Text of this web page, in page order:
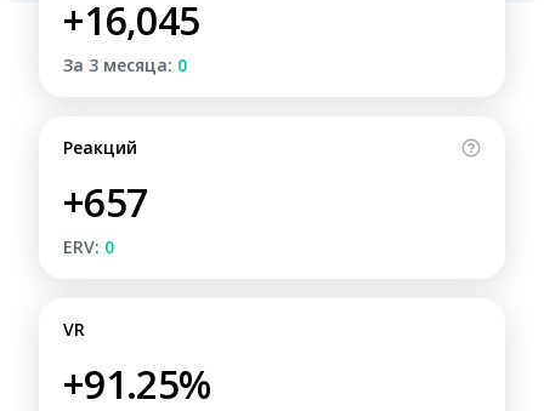
+16,045
За 3 месяца: 0
Реакций
+657
ERV: 0
VR
+91.25%